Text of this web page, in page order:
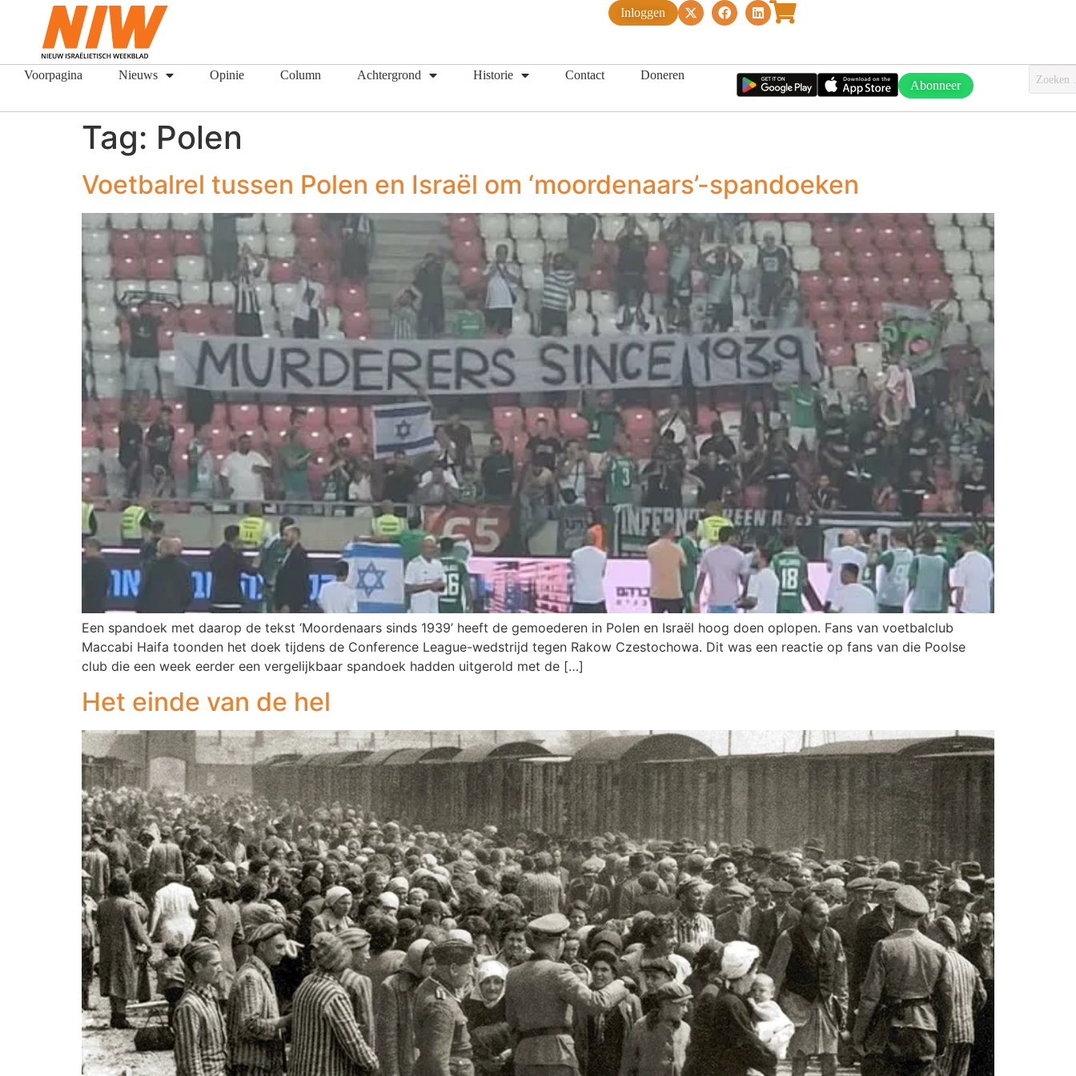
Inloggen
Voorpagina Nieuws Opinie Column Achtergrond Historie Contact Doneren
Abonneer
Tag: Polen
Voetbalrel tussen Polen en Israël om ‘moordenaars’-spandoeken
Een spandoek met daarop de tekst ‘Moordenaars sinds 1939’ heeft de gemoederen in Polen en Israël hoog doen oplopen. Fans van voetbalclub
Maccabi Haifa toonden het doek tijdens de Conference League-wedstrijd tegen Rakow Czestochowa. Dit was een reactie op fans van die Poolse
club die een week eerder een vergelijkbaar spandoek hadden uitgerold met de […]
Het einde van de hel